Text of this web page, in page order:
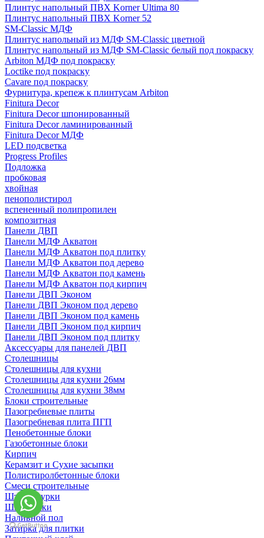
Плинтус напольный ПВХ Korner Ultima 80
Плинтус напольный ПВХ Korner 52
SM-Classic МДФ
Плинтус напольный из МДФ SM-Classic цветной
Плинтус напольный из МДФ SM-Classic белый под покраску
Arbiton МДФ под покраску
Loctike под покраску
Cavare под покраску
Фурнитура, крепеж к плинтусам Arbiton
Finitura Decor
Finitura Decor шпонированный
Finitura Decor ламинированный
Finitura Decor МДФ
LED подсветка
Progress Profiles
Подложка
пробковая
хвойная
пенополистирол
вспененный полипропилен
композитная
Панели ДВП
Панели МДФ Акватон
Панели МДФ Акватон под плитку
Панели МДФ Акватон под дерево
Панели МДФ Акватон под камень
Панели МДФ Акватон под кирпич
Панели ДВП Эконом
Панели ДВП Эконом под дерево
Панели ДВП Эконом под камень
Панели ДВП Эконом под кирпич
Панели ДВП Эконом под плитку
Аксессуары для панелей ДВП
Столешницы
Столешницы для кухни
Столешницы для кухни 26мм
Столешницы для кухни 38мм
Блоки строительные
Пазогребневые плиты
Пазогребневая плита ПГП
Пенобетонные блоки
Газобетонные блоки
Кирпич
Керамзит и Сухие засыпки
Полистиролбетонные блоки
Смеси строительные
Штукартурки
Шпаклевки
Наливной пол
Затирка для плитки